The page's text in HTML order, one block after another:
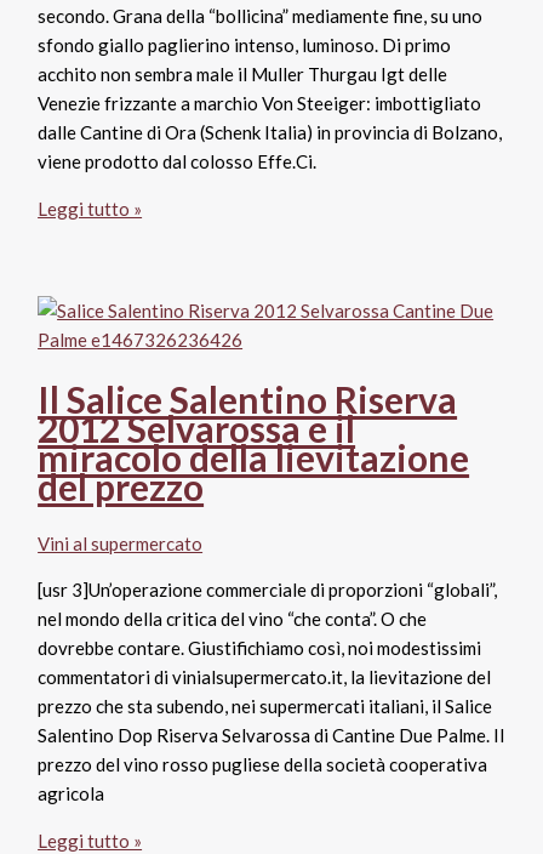
secondo. Grana della “bollicina” mediamente fine, su uno
sfondo giallo paglierino intenso, luminoso. Di primo
acchito non sembra male il Muller Thurgau Igt delle
Venezie frizzante a marchio Von Steeiger: imbottigliato
dalle Cantine di Ora (Schenk Italia) in provincia di Bolzano,
viene prodotto dal colosso Effe.Ci.
Muller
Venezie
frizzante
Von
Steeiger,
Cantine
Ora
Bolzano
Leggi tutto »
Il Salice Salentino Riserva
2012 Selvarossa e il
miracolo della lievitazione
del prezzo
Vini al supermercato
[usr 3]Un’operazione commerciale di proporzioni “globali”,
nel mondo della critica del vino “che conta”. O che
dovrebbe contare. Giustifichiamo così, noi modestissimi
commentatori di vinialsupermercato.it, la lievitazione del
prezzo che sta subendo, nei supermercati italiani, il Salice
Salentino Dop Riserva Selvarossa di Cantine Due Palme. Il
prezzo del vino rosso pugliese della società cooperativa
agricola
Il
Leggi tutto »